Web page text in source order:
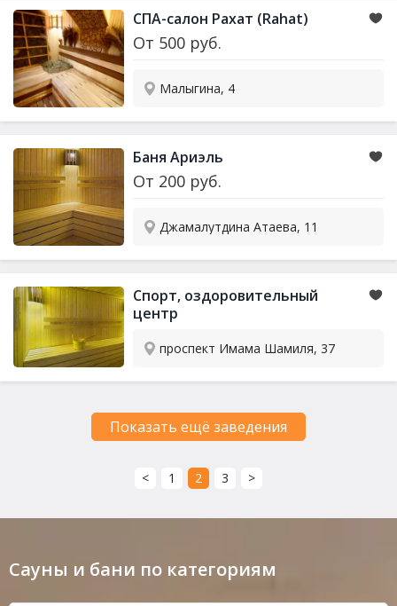
СПА-салон Рахат (Rahat)
От 500 руб.
Малыгина, 4
Баня Ариэль
От 200 руб.
Джамалутдина Атаева, 11
Спорт, оздоровительный
центр
проспект Имама Шамиля, 37
Показать ещё заведения
< 1 2 3 >
Сауны и бани по категориям